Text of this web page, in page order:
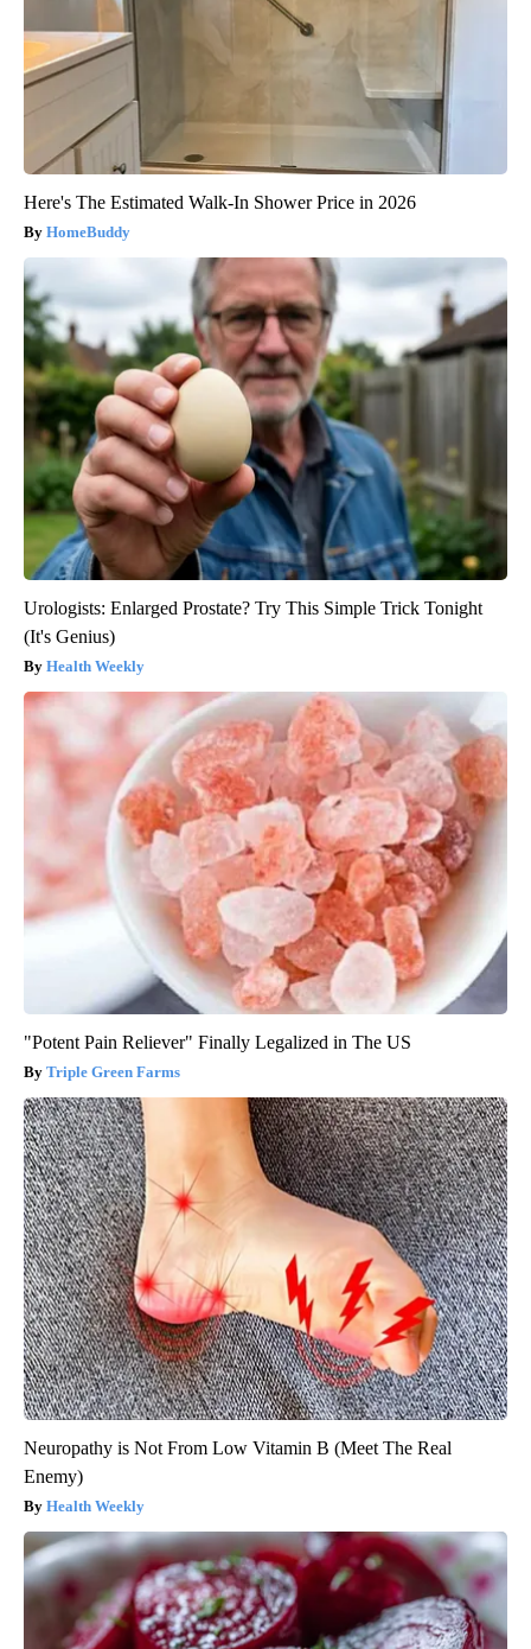
Here's The Estimated Walk-In Shower Price in 2026
HomeBuddy
Urologists: Enlarged Prostate? Try This Simple Trick Tonight
(It's Genius)
Health Weekly
"Potent Pain Reliever" Finally Legalized in The US
Triple Green Farms
Neuropathy is Not From Low Vitamin B (Meet The Real
Enemy)
Health Weekly